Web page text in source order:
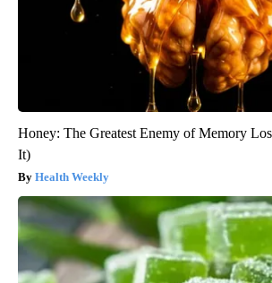
Honey: The Greatest Enemy of Memory
It)
Health Weekly